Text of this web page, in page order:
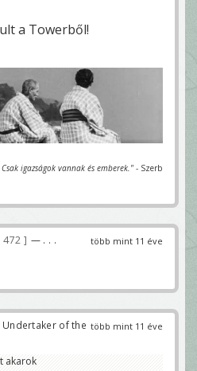
a Towerből!
igazságok vannak és emberek." - Szerb
több mint 11 éve
472 — . . .
több mint 11 éve
of the
akarok